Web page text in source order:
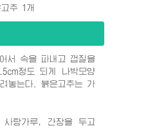
추 1개
서 속을 파내고 껍질을
정도 되게 나박모양
놓는다. 붉은고추는 가
탕가루, 간장을 두고